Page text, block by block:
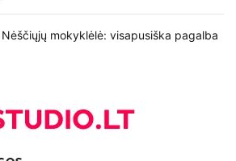
mokyklėlė: visapusiška pagalba